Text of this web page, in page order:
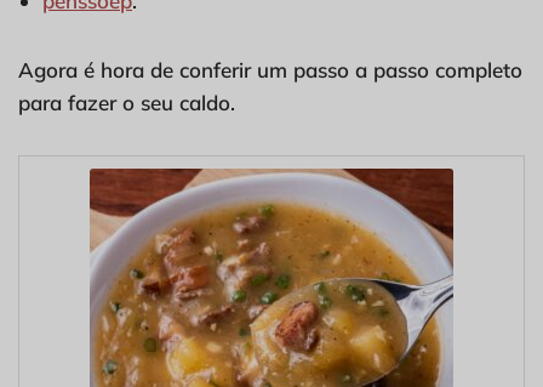
Agora é hora de conferir um passo a passo completo
para fazer o seu caldo.